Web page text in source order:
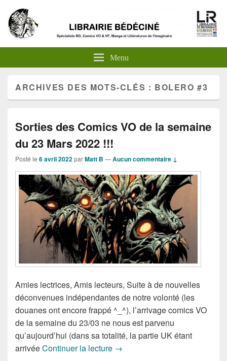
Menu
ARCHIVES DES MOTS-CLÉS : BOLERO #3
Sorties des Comics VO de la semaine
du 23 Mars 2022 !!!
Posté le 6 avril 2022parMatt B —Aucun commentaire ↓
Amies lectrices, Amis lecteurs, Suite à de nouvelles
déconvenues indépendantes de notre volonté (les
douanes ont encore frappé ^_^), l’arrivage comics VO
de la semaine du 23/03 ne nous est parvenu
qu’aujourd’hui (dans sa totalité, la partie UK étant
arrivéeContinuer la lecture Sorties des Comics VO de la
→